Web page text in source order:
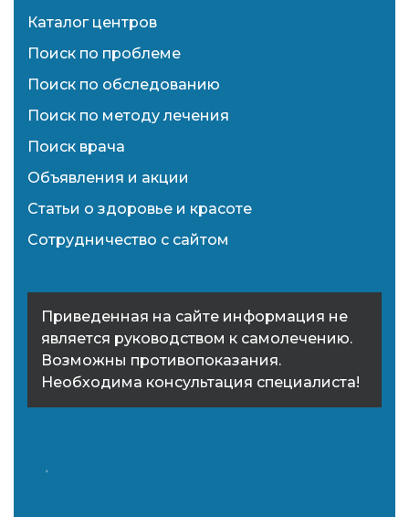
Каталог центров
Поиск по проблеме
Поиск по обследованию
Поиск по методу лечения
Поиск врача
Объявления и акции
Статьи о здоровье и красоте
Сотрудничество с сайтом
Приведенная на сайте информация не
является руководством к самолечению.
Возможны противопоказания.
Необходима консультация специалиста!